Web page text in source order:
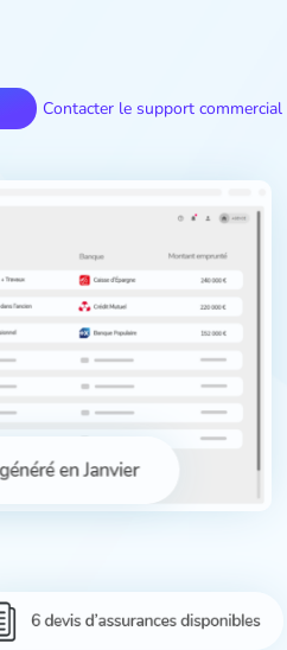
Contacter le support commercial